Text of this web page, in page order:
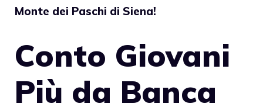
Monte dei Paschi di Siena!
Conto Giovani
Più da Banca